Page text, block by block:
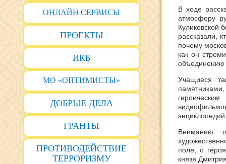
ОНЛАЙН СЕРВИСЫ
ПРОЕКТЫ
ИКБ
МО «ОПТИМИСТЫ»
ДОБРЫЕ ДЕЛА
ГРАНТЫ
ПРОТИВОДЕЙСТВИЕ
ТЕРРОРИЗМУ
В ходе
атмосферу
Куликовской
рассказали,
почему
как он
объединению
Учащиеся
Вниманию
поле, о
князя